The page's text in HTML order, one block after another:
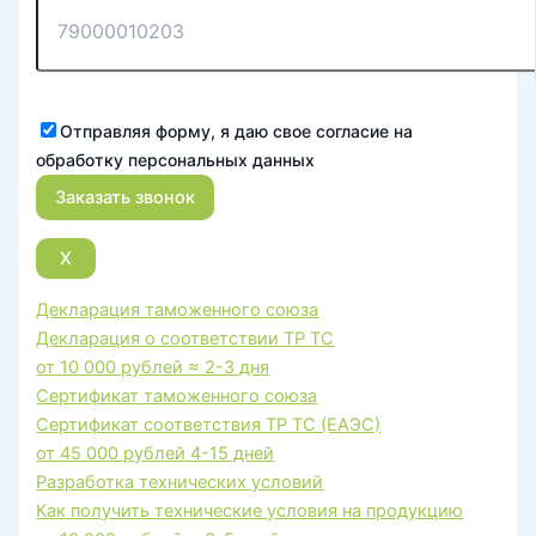
Отправляя форму, я даю свое согласие на
обработку персональных данных
X
Декларация таможенного союза
Декларация о соответствии ТР ТС
от 10 000 рублей ≈ 2-3 дня
Сертификат таможенного союза
Сертификат соответствия ТР ТС (ЕАЭС)
от 45 000 рублей 4-15 дней
Разработка технических условий
Как получить технические условия на продукцию